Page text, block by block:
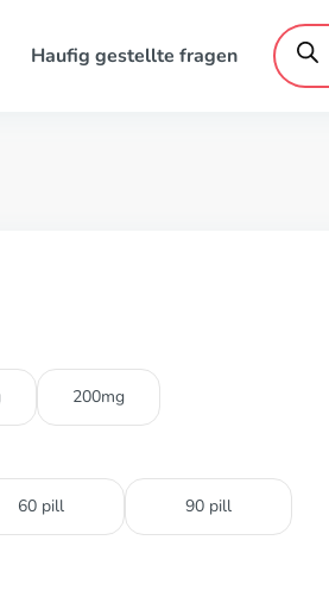
Haufig gestellte fragen search
200mg
60 pill 90 pill